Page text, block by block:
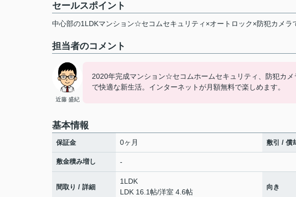
セールスポイント
中心部の1LDKマンション☆セコムセキュリティ×オートロック×防犯カメラ
担当者のコメント
近藤 盛紀
2020年完成マンション☆セコムホームセキュリティ、防犯カ
で快適な新生活。インターネットが月額無料で楽しめます。
基本情報
保証金 0ヶ月 敷引 / 償
敷金積み増し -
間取り / 詳細
1LDK
LDK 16.1帖/洋室 4.6帖
向き